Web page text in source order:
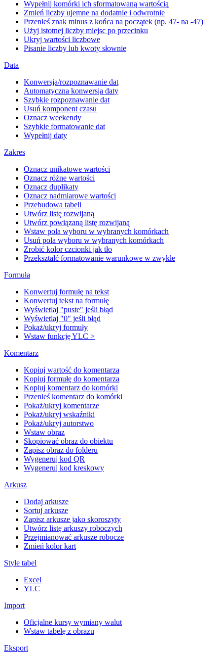
Wypełnij komórki ich sformatowaną wartością
Zmień liczby ujemne na dodatnie i odwrotnie
Przenieś znak minus z końca na początek (np. 47- na -47)
Użyj istotnej liczby miejsc po przecinku
Ukryj wartości liczbowe
Pisanie liczby lub kwoty słownie
Data
Konwersja/rozpoznawanie dat
Automatyczna konwersja daty
Szybkie rozpoznawanie dat
Usuń komponent czasu
Oznacz weekendy
Szybkie formatowanie dat
Wypełnij daty
Zakres
Oznacz unikatowe wartości
Oznacz różne wartości
Oznacz duplikaty
Oznacz nadmiarowe wartości
Przebudowa tabeli
Utwórz listę rozwijaną
Utwórz powiązaną listę rozwijaną
Wstaw pola wyboru w wybranych komórkach
Usuń pola wyboru w wybranych komórkach
Zrobić kolor czcionki jak tło
Przekształć formatowanie warunkowe w zwykłe
Formuła
Konwertuj formułę na tekst
Konwertuj tekst na formułę
Wyświetlaj "puste" jeśli błąd
Wyświetlaj "0" jeśli błąd
Pokaż/ukryj formuły
Wstaw funkcję YLC >
Komentarz
Kopiuj wartość do komentarza
Kopiuj formułę do komentarza
Kopiuj komentarz do komórki
Przenieś komentarz do komórki
Pokaż/ukryj komentarze
Pokaż/ukryj wskaźniki
Pokaż/ukryj autorstwo
Wstaw obraz
Skopiować obraz do obiektu
Zapisz obraz do folderu
Wygeneruj kod QR
Wygeneruj kod kreskowy
Arkusz
Dodaj arkusze
Sortuj arkusze
Zapisz arkusze jako skoroszyty
Utwórz listę arkuszy roboczych
Przejmianować arkusze robocze
Zmień kolor kart
Style tabel
Excel
YLC
Import
Oficjalne kursy wymiany walut
Wstaw tabelę z obrazu
Eksport